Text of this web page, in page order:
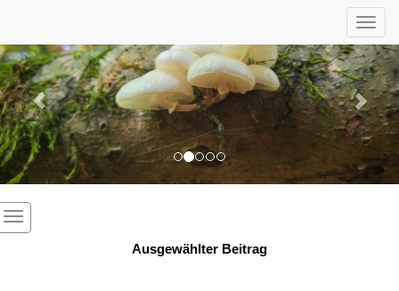
Ausgewählter Beitrag